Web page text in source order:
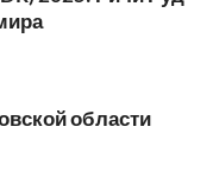
области